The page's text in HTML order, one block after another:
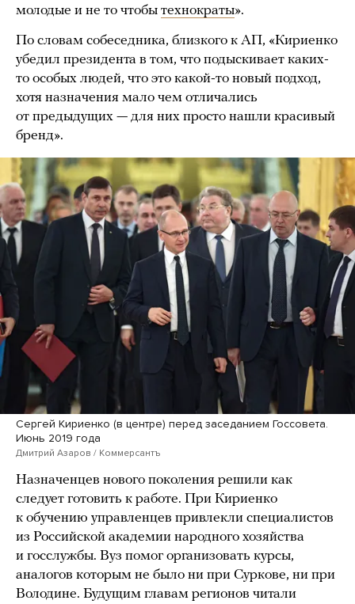
молодые и не то чтобы технократы».
По словам собеседника, близкого к АП, «Кириенко
убедил президента в том, что подыскивает каких-
то особых людей, что это какой-то новый подход,
хотя назначения мало чем отличались
от предыдущих — для них просто нашли красивый
бренд».
Сергей Кириенко (в центре) перед заседанием Госсовета.
Июнь 2019 года
Дмитрий Азаров / Коммерсантъ
Назначенцев нового поколения решили как
следует готовить к работе. При Кириенко
к обучению управленцев привлекли специалистов
из Российской академии народного хозяйства
и госслужбы. Вуз помог организовать курсы,
аналогов которым не было ни при Суркове, ни при
Володине. Будущим главам регионов читали